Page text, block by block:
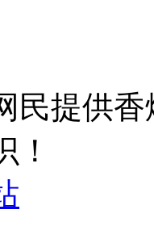
民提供
！